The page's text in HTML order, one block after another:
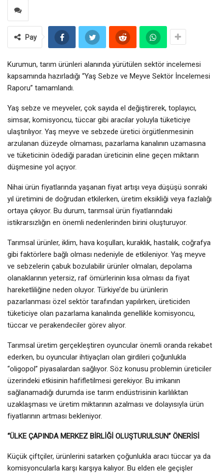
Pay
Kurumun, tarım ürünleri alanında yürütülen sektör incelemesi
kapsamında hazırladığı “Yaş Sebze ve Meyve Sektör İncelemesi
Raporu” tamamlandı.
Yaş sebze ve meyveler, çok sayıda el değiştirerek, toplayıcı,
simsar, komisyoncu, tüccar gibi aracılar yoluyla tüketiciye
ulaştırılıyor. Yaş meyve ve sebzede üretici örgütlenmesinin
arzulanan düzeyde olmaması, pazarlama kanalının uzamasına
ve tüketicinin ödediği paradan üreticinin eline geçen miktarın
düşmesine yol açıyor.
Nihai ürün fiyatlarında yaşanan fiyat artışı veya düşüşü sonraki
yıl üretimini de doğrudan etkilerken, üretim eksikliği veya fazlalığı
ortaya çıkıyor. Bu durum, tarımsal ürün fiyatlarındaki
istikrarsızlığın en önemli nedenlerinden birini oluşturuyor.
Tarımsal ürünler, iklim, hava koşulları, kuraklık, hastalık, coğrafya
gibi faktörlere bağlı olması nedeniyle de etkileniyor. Yaş meyve
ve sebzelerin çabuk bozulabilir ürünler olmaları, depolama
olanaklarının yetersiz, raf ömürlerinin kısa olması da fiyat
hareketliliğine neden oluyor. Türkiye’de bu ürünlerin
pazarlanması özel sektör tarafından yapılırken, üreticiden
tüketiciye olan pazarlama kanalında genellikle komisyoncu,
tüccar ve perakendeciler görev alıyor.
Tarımsal üretim gerçekleştiren oyuncular önemli oranda rekabet
ederken, bu oyuncular ihtiyaçları olan girdileri çoğunlukla
“oligopol” piyasalardan sağlıyor. Söz konusu problemin üreticiler
üzerindeki etkisinin hafifletilmesi gerekiyor. Bu imkanın
sağlanamadığı durumda ise tarım endüstrisinin karlılıktan
uzaklaşması ve üretim miktarının azalması ve dolayısıyla ürün
fiyatlarının artması bekleniyor.
“ÜLKE ÇAPINDA MERKEZ BİRLİĞİ OLUŞTURULSUN” ÖNERİSİ
Küçük çiftçiler, ürünlerini satarken çoğunlukla aracı tüccar ya da
komisyoncularla karşı karşıya kalıyor. Bu elden ele geçişler